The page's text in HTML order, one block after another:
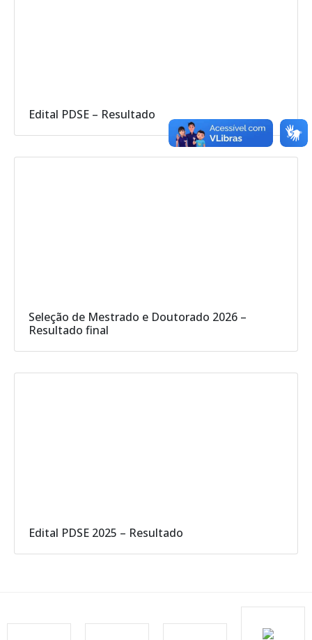
Edital PDSE – Resultado
Seleção de Mestrado e Doutorado 2026 –
Resultado final
Edital PDSE 2025 – Resultado